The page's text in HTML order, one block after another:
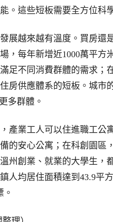
。這些短板需要全方位科
越來越有溫度。買房還
，每年新增近1000萬平方
足不同消費群體的需求；
房供應體系的短板。城市
多群體。
業工人可以住進職工公
的安心公寓；在科創園區
州創業、就業的大學生，
人均居住面積達到43.9平